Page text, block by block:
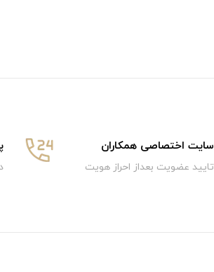
سایت اختصاصی همکاران
تایید عضویت بعداز احراز هویت در